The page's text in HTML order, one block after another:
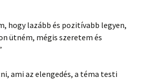
hogy lazább és pozitívabb legyen,
ütném, mégis szeretem és
ami az elengedés, a téma testi